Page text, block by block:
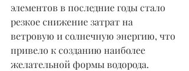
элементов в последние годы стало
резкое снижение затрат на
ветровую и солнечную энергию, что
привело к созданию наиболее
желательной формы водорода.